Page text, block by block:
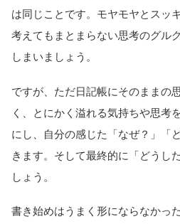
は同じことです。モヤモヤとスッ
考えてもまとまらない思考のグル
しまいましょう。
ですが、ただ日記帳にそのままの
く、とにかく溢れる気持ちや思考
にし、自分の感じた「なぜ？」「
きます。そして最終的に「どうし
しょう。
書き始めはうまく形にならなかっ